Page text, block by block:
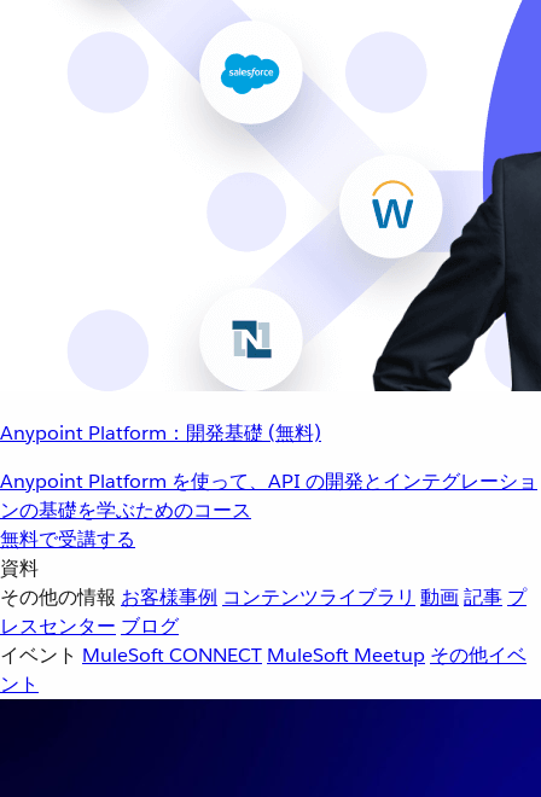
Anypoint Platform：開発基礎 (無料)
Anypoint Platform を使って、API の開発とインテグレーショ
ンの基礎を学ぶためのコース
無料で受講する
資料
その他の情報 お客様事例 コンテンツライブラリ 動画記事 プ
レスセンター ブログ
イベント MuleSoft CONNECT MuleSoft Meetup その他イベ
ント